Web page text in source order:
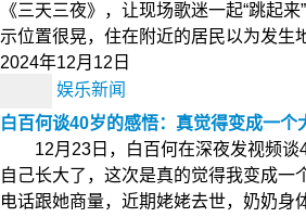
《三天三夜》，让现场歌迷一起“跳起
示位置很晃，住在附近的居民以为发生
2024年12月12日
娱乐新闻
白百何谈40岁的感悟：真觉得变成一个
12月23日，白百何在深夜发视频谈
自己长大了，这次是真的觉得我变成一
电话跟她商量，近期姥姥去世，奶奶身